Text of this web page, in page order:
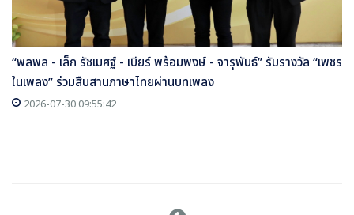
“พลพล - เล็ก รัชเมศฐ์ - เบียร์ พร้อมพงษ์ - จารุพันธ์” รับรางวัล “เพชร
ในเพลง” ร่วมสืบสานภาษาไทยผ่านบทเพลง
2026-07-30 09:55:42